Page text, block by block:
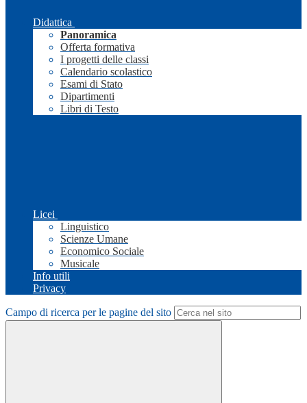
Didattica
Panoramica
Offerta formativa
I progetti delle classi
Calendario scolastico
Esami di Stato
Dipartimenti
Libri di Testo
Licei
Linguistico
Scienze Umane
Economico Sociale
Musicale
Info utili
Privacy
Campo di ricerca per le pagine del sito